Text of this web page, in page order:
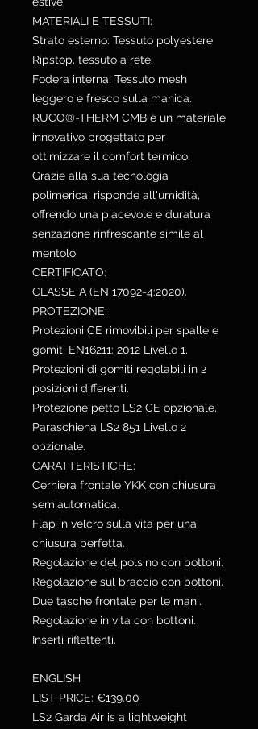
MATERIALI E TESSUTI:
Strato esterno: Tessuto polyestere
Ripstop, tessuto a rete.
Fodera interna: Tessuto mesh
leggero e fresco sulla manica.
RUCO®-THERM CMB è un materiale
innovativo progettato per
ottimizzare il comfort termico.
Grazie alla sua tecnologia
polimerica, risponde all'umidità,
offrendo una piacevole e duratura
senzazione rinfrescante simile al
mentolo.
CERTIFICATO:
CLASSE A (EN 17092-4:2020).
PROTEZIONE:
Protezioni CE rimovibili per spalle e
gomiti EN16211: 2012 Livello 1.
Protezioni di gomiti regolabili in 2
posizioni differenti.
Protezione petto LS2 CE opzionale,
Paraschiena LS2 851 Livello 2
opzionale.
CARATTERISTICHE:
Cerniera frontale YKK con chiusura
semiautomatica.
Flap in velcro sulla vita per una
chiusura perfetta.
Regolazione del polsino con bottoni.
Regolazione sul braccio con bottoni.
Due tasche frontale per le mani.
Regolazione in vita con bottoni.
Inserti riflettenti.
ENGLISH
LIST PRICE: €139.00
LS2 Garda Air is a lightweight